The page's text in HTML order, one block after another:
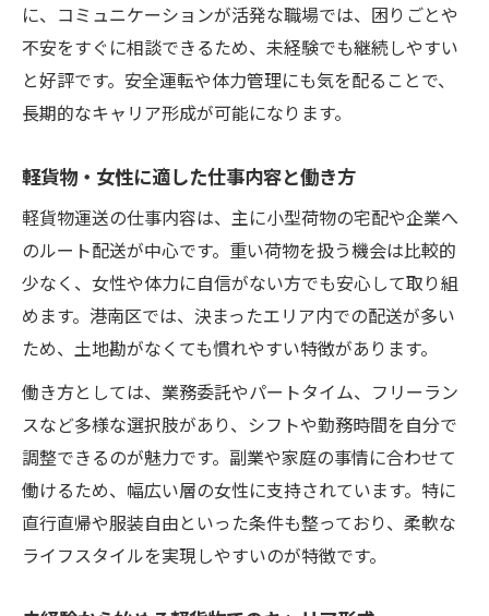
に、コミュニケーションが活発な職場では、困りごとや
不安をすぐに相談できるため、未経験でも継続しやすい
と好評です。安全運転や体力管理にも気を配ることで、
長期的なキャリア形成が可能になります。
軽貨物・女性に適した仕事内容と働き方
軽貨物運送の仕事内容は、主に小型荷物の宅配や企業へ
のルート配送が中心です。重い荷物を扱う機会は比較的
少なく、女性や体力に自信がない方でも安心して取り組
めます。港南区では、決まったエリア内での配送が多い
ため、土地勘がなくても慣れやすい特徴があります。
働き方としては、業務委託やパートタイム、フリーラン
スなど多様な選択肢があり、シフトや勤務時間を自分で
調整できるのが魅力です。副業や家庭の事情に合わせて
働けるため、幅広い層の女性に支持されています。特に
直行直帰や服装自由といった条件も整っており、柔軟な
ライフスタイルを実現しやすいのが特徴です。